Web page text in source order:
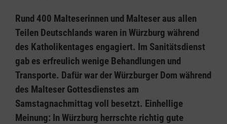
Rund 400 Malteserinnen und Malteser aus allen
Teilen Deutschlands waren in Würzburg während
des Katholikentages engagiert. Im Sanitätsdienst
gab es erfreulich wenige Behandlungen und
Transporte. Dafür war der Würzburger Dom während
des Malteser Gottesdienstes am
Samstagnachmittag voll besetzt. Einhellige
Meinung: In Würzburg herrschte richtig gute